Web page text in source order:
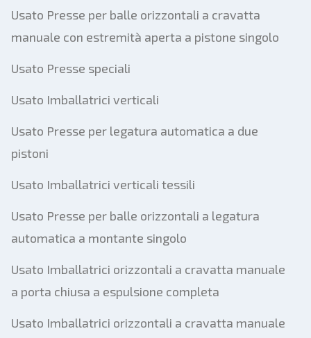
Usato Presse per balle orizzontali a cravatta
manuale con estremità aperta a pistone singolo
Usato Presse speciali
Usato Imballatrici verticali
Usato Presse per legatura automatica a due
pistoni
Usato Imballatrici verticali tessili
Usato Presse per balle orizzontali a legatura
automatica a montante singolo
Usato Imballatrici orizzontali a cravatta manuale
a porta chiusa a espulsione completa
Usato Imballatrici orizzontali a cravatta manuale